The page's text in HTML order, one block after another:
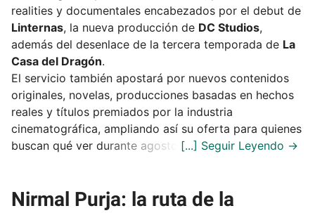
realities y documentales encabezados por el debut de
Linternas, la nueva producción de DC Studios,
además del desenlace de la tercera temporada de La
Casa del Dragón.
El servicio también apostará por nuevos contenidos
originales, novelas, producciones basadas en hechos
reales y títulos premiados por la industria
cinematográfica, ampliando así su oferta para quienes
buscan qué ver durante agosto.
Nirmal Purja: la ruta de la